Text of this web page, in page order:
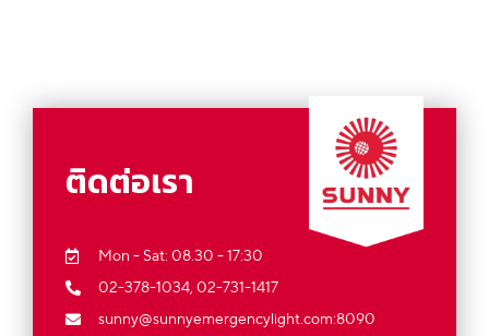
ติดต่อเรา
Mon - Sat: 08.30 - 17:30
02-378-1034, 02-731-1417
sunny@sunnyemergencylight.com:8090